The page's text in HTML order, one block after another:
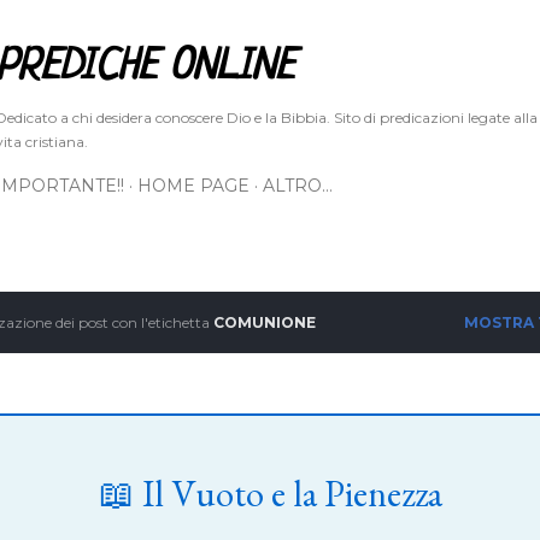
ONLINE
a chi desidera conoscere Dio e la Bibbia. Sito di predicazioni legate alla
cristiana.
HOME PAGE ALTRO…
dei post con l'etichetta COMUNIONE MOSTRA
📖 Il Vuoto e la Pienezza